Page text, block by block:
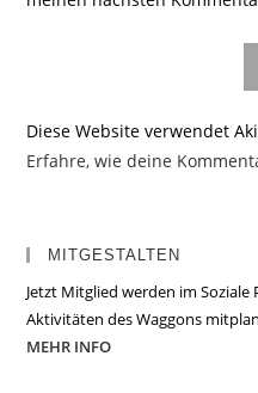
Diese Website verwendet
Erfahre, wie deine
MITGESTALTEN
Jetzt Mitglied werden im
Aktivitäten des Waggons
MEHR INFO